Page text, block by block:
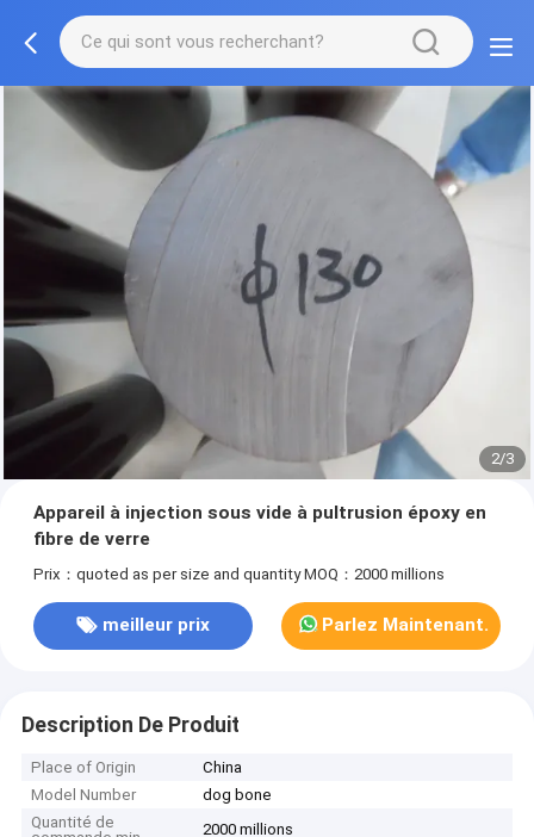
2/3
Appareil à injection sous vide à pultrusion époxy en
fibre de verre
Prix：quoted as per size and quantity MOQ：2000 millions
meilleur prix Parlez Maintenant.
Description De Produit
Place of Origin
China
Model Number
dog bone
Quantité de
2000 millions